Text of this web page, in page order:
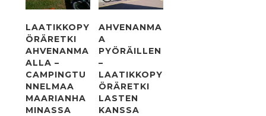
LAATIKKOPY
ÖRÄRETKI
AHVENANMA
ALLA –
CAMPINGTU
NNELMAA
MAARIANHA
MINASSA
AHVENANMA
A
PYÖRÄILLEN
–
LAATIKKOPY
ÖRÄRETKI
LASTEN
KANSSA